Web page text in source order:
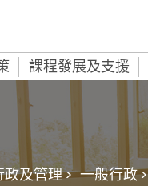
課程發展及支援
及管理 > 一般行政 >